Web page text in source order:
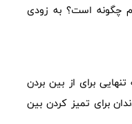
چگونه است؟ به زودی
برای از بین بردن
برای تمیز کردن بین